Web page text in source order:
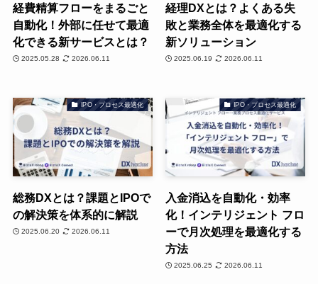
経費精算フローをまるごと
自動化！外部に任せて最適
化できる新サービスとは？
2025.05.28 2026.06.11
経理DXとは？よくある失
敗と業務全体を最適化する
新ソリューション
2025.06.19 2026.06.11
IPO・プロセス最適化
総務DXとは？課題とIPOで
の解決策を体系的に解説
2025.06.20 2026.06.11
IPO・プロセス最適化
入金消込を自動化・効率
化！インテリジェント フロ
ーで月次処理を最適化する
方法
2025.06.25 2026.06.11